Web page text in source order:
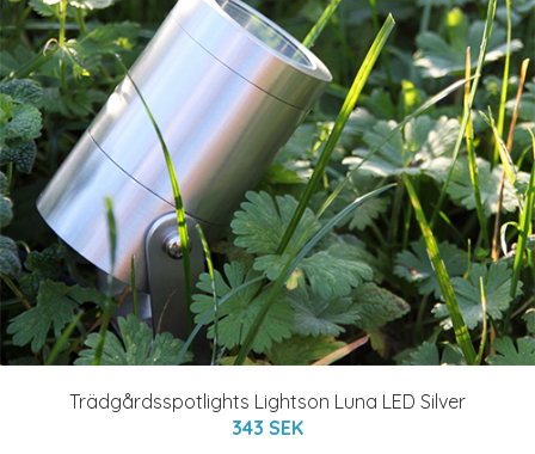
Trädgårdsspotlights Lightson Luna LED Silver
343 SEK